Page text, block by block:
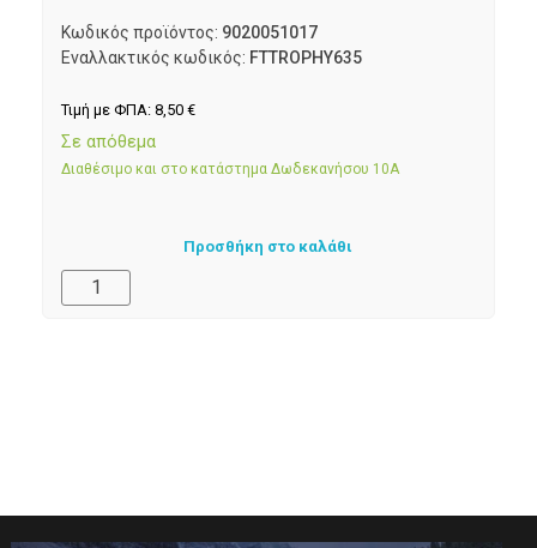
Κωδικός προϊόντος: 9020051017
Εναλλακτικός κωδικός: FTTROPHY635
Τιμή με ΦΠΑ: 8,50 €
Σε απόθεμα
Διαθέσιμο και στο κατάστημα Δωδεκανήσου 10Α
Προσθήκη στο καλάθι